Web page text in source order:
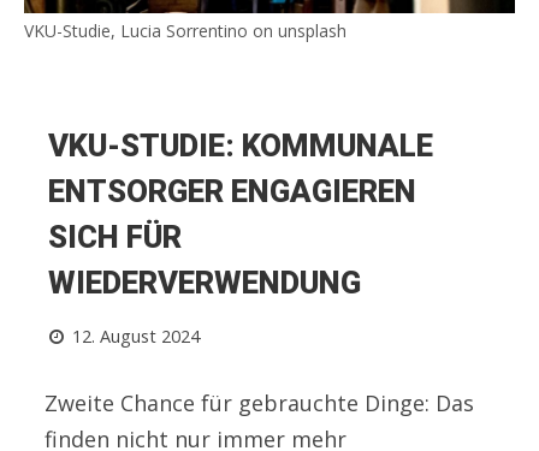
VKU-Studie, Lucia Sorrentino on unsplash
VKU-STUDIE: KOMMUNALE
ENTSORGER ENGAGIEREN
SICH FÜR
WIEDERVERWENDUNG
12. August 2024
Zweite Chance für gebrauchte Dinge: Das
finden nicht nur immer mehr